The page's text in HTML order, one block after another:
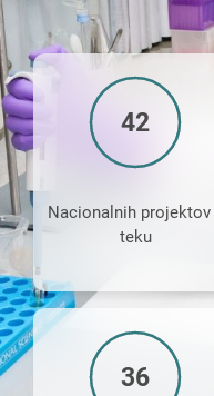
42
Nacionalnih projektov
teku
36